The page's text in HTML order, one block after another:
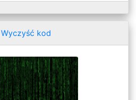
Wyczyść kod